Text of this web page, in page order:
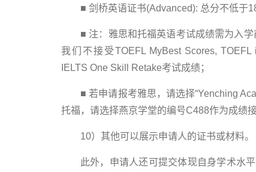
■ 剑桥英语证书(Advanced): 总分不低于
■ 注：雅思和托福英语考试成绩需为入
我们不接受TOEFL MyBest Scores,
IELTS One Skill Retake考试成绩；
■若申请报考雅思，请选择“Yenching
托福，请选择燕京学堂的编号C488作为成绩接
10）其他可以展示申请人的证书或材料。
此外，申请人还可提交体现自身学术水